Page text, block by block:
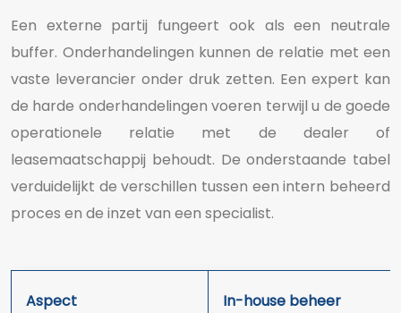
Een externe partij fungeert ook als een neutrale
buffer. Onderhandelingen kunnen de relatie met een
vaste leverancier onder druk zetten. Een expert kan
de harde onderhandelingen voeren terwijl u de goede
operationele relatie met de dealer of
leasemaatschappij behoudt. De onderstaande tabel
verduidelijkt de verschillen tussen een intern beheerd
proces en de inzet van een specialist.
Aspect In-house beheer